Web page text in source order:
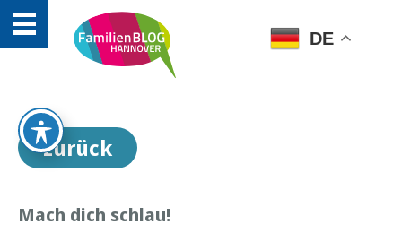
DE
zurück
Mach dich schlau!